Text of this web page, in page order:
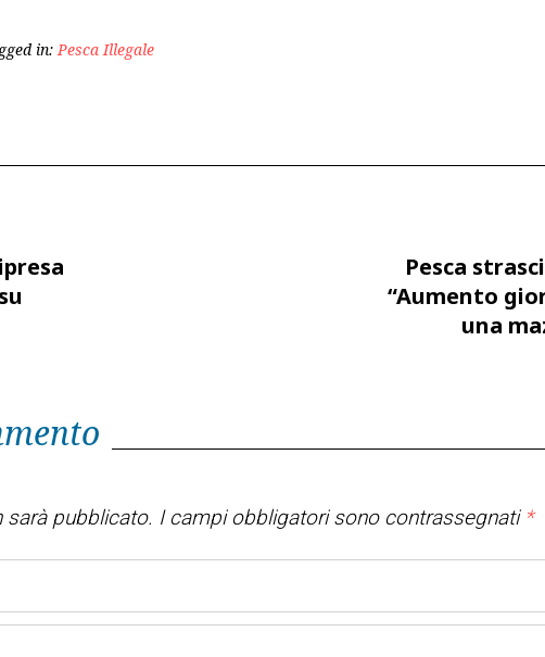
in: Pesca Illegale
Post
Successivo
Pesca
“Aumento
una
sarà pubblicato. I campi obbligatori sono contrassegnati *